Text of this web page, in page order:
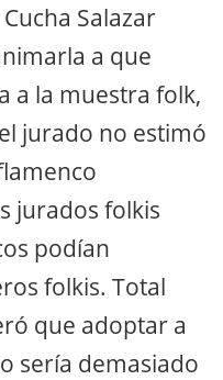
Salazar
a que
a la muestra folk,
jurado no estimó
jurados folkis
podían
folkis. Total
que adoptar a
sería demasiado